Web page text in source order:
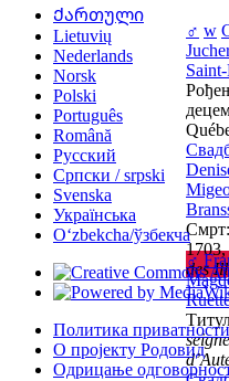
♂ w
1703,
des
♂
Ქართული
Lietuvių
Nederlands
Norsk
Polski
Português
Română
Русский
Српски / srpski
Svenska
Українська
Oʻzbekcha/ўзбекча
Политика приватности
О пројекту Родовид
Одрицање